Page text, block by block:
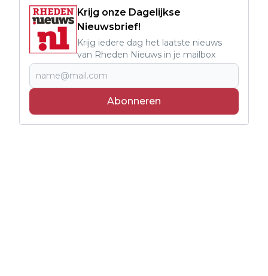
Krijg onze Dagelijkse
Nieuwsbrief!
Krijg iedere dag het laatste nieuws
van Rheden Nieuws in je mailbox
Abonneren